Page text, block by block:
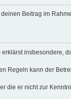
Beitrag im
insbesondere,
Regeln kann der
die er nicht zur